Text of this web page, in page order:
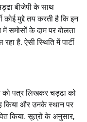
बीजेपी के साथ
कोई मुद्दे तय करती है कि इन
में समोसों के दाम पर बोलता
है. ऐसी स्थिति में पार्टी
को पत्र लिखकर चड्ढा को
किया और उनके स्थान पर
किया. सूत्रों के अनुसार,